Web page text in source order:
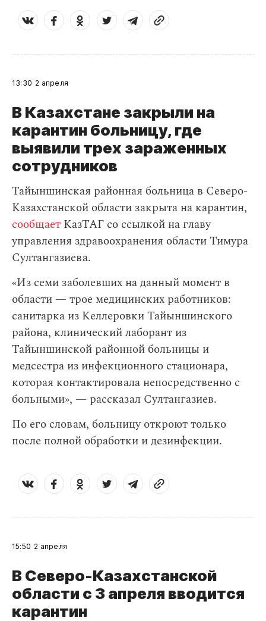
13:30 2 апреля
В Казахстане закрыли на
карантин больницу, где
выявили трех зараженных
сотрудников
Тайыншинская районная больница в Северо-
Казахстанской области закрыта на карантин,
сообщает КазТАГ со ссылкой на главу
управления здравоохранения области Тимура
Султангазиева.
«Из семи заболевших на данный момент в
области — трое медицинских работников:
санитарка из Келлеровки Тайыншинского
района, клинический лаборант из
Тайыншинской районной больницы и
медсестра из инфекционного стационара,
которая контактировала непосредственно с
больными», — рассказал Султангазиев.
По его словам, больницу откроют только
после полной обработки и дезинфекции.
15:50 2 апреля
В Северо-Казахстанской
области с 3 апреля вводится
карантин